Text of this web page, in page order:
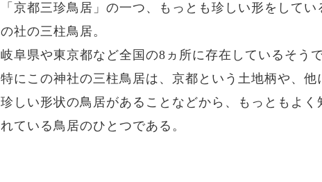
「京都三珍鳥居」の一つ、もっとも珍しい形をしてい
の社の三柱鳥居。
岐阜県や東京都など全国の8ヵ所に存在しているそうで
特にこの神社の三柱鳥居は、京都という土地柄や、他
珍しい形状の鳥居があることなどから、もっともよく
れている鳥居のひとつである。